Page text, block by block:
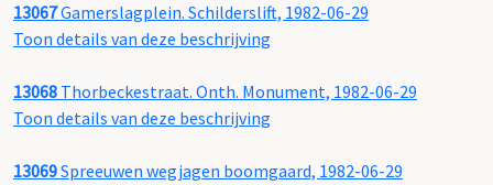
13067Gamerslagplein. Schilderslift, 1982-06-29
Toon details van deze beschrijving
13068 Thorbeckestraat. Onth. Monument, 1982-06-29
Toon details van deze beschrijving
13069Spreeuwen wegjagen boomgaard, 1982-06-29